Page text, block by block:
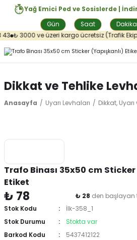
Yağ Emici Ped ve Sosislerde |
Gün
Saat Dakika
₺ 3000 ve üzeri kargo ücretsiz (Trafik Ekip.
Dikkat ve Tehlike
Anasayfa Uyarı Levhaları Dikkat,
Trafo Binası 35x50 cm Sticker
Etiket
₺ 78 ₺ 28 den başlayan
Stok Kodu
İlk-358_1
Stok Durumu
Stokta var
Barkod Kodu
5437412122